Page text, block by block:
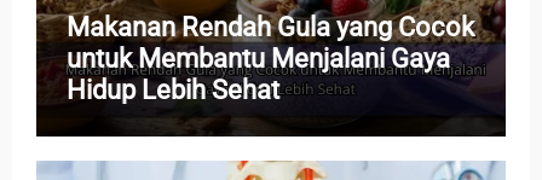
Makanan Rendah Gula yang Cocok
untuk Membantu Menjalani Gaya
Hidup Lebih Sehat